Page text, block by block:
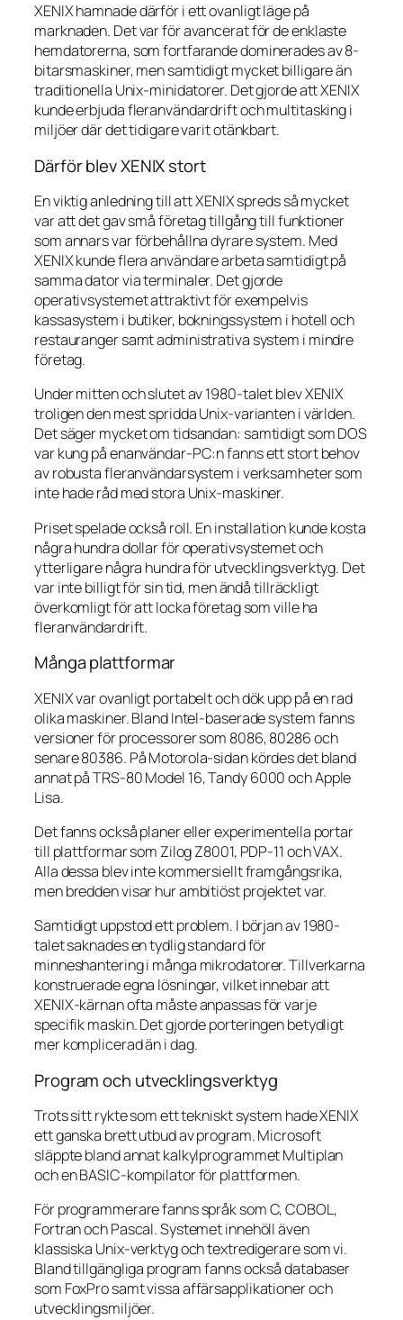
XENIX hamnade därför i ett ovanligt läge på
marknaden. Det var för avancerat för de enklaste
hemdatorerna, som fortfarande dominerades av 8-
bitarsmaskiner, men samtidigt mycket billigare än
traditionella Unix-minidatorer. Det gjorde att XENIX
kunde erbjuda fleranvändardrift och multitasking i
miljöer där det tidigare varit otänkbart.
Därför blev XENIX stort
En viktig anledning till att XENIX spreds så mycket
var att det gav små företag tillgång till funktioner
som annars var förbehållna dyrare system. Med
XENIX kunde flera användare arbeta samtidigt på
samma dator via terminaler. Det gjorde
operativsystemet attraktivt för exempelvis
kassasystem i butiker, bokningssystem i hotell och
restauranger samt administrativa system i mindre
företag.
Under mitten och slutet av 1980-talet blev XENIX
troligen den mest spridda Unix-varianten i världen.
Det säger mycket om tidsandan: samtidigt som DOS
var kung på enanvändar-PC:n fanns ett stort behov
av robusta fleranvändarsystem i verksamheter som
inte hade råd med stora Unix-maskiner.
Priset spelade också roll. En installation kunde kosta
några hundra dollar för operativsystemet och
ytterligare några hundra för utvecklingsverktyg. Det
var inte billigt för sin tid, men ändå tillräckligt
överkomligt för att locka företag som ville ha
fleranvändardrift.
Många plattformar
XENIX var ovanligt portabelt och dök upp på en rad
olika maskiner. Bland Intel-baserade system fanns
versioner för processorer som 8086, 80286 och
senare 80386. På Motorola-sidan kördes det bland
annat på TRS-80 Model 16, Tandy 6000 och Apple
Lisa.
Det fanns också planer eller experimentella portar
till plattformar som Zilog Z8001, PDP-11 och VAX.
Alla dessa blev inte kommersiellt framgångsrika,
men bredden visar hur ambitiöst projektet var.
Samtidigt uppstod ett problem. I början av 1980-
talet saknades en tydlig standard för
minneshantering i många mikrodatorer. Tillverkarna
konstruerade egna lösningar, vilket innebar att
XENIX-kärnan ofta måste anpassas för varje
specifik maskin. Det gjorde porteringen betydligt
mer komplicerad än i dag.
Program och utvecklingsverktyg
Trots sitt rykte som ett tekniskt system hade XENIX
ett ganska brett utbud av program. Microsoft
släppte bland annat kalkylprogrammet Multiplan
och en BASIC-kompilator för plattformen.
För programmerare fanns språk som C, COBOL,
Fortran och Pascal. Systemet innehöll även
klassiska Unix-verktyg och textredigerare som vi.
Bland tillgängliga program fanns också databaser
som FoxPro samt vissa affärsapplikationer och
utvecklingsmiljöer.